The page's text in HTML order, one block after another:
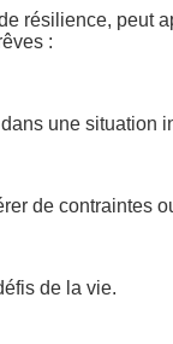
résilience, peut
:
une situation
de contraintes
de la vie.